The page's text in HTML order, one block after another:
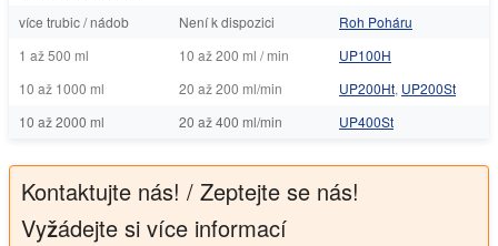
více trubic / nádob Není k dispozici
Roh Poháru
1 až 500 ml
10 až 200 ml / min
UP100H
10 až 1000 ml
20 až 200 ml/min UP200Ht, UP200St
10 až 2000 ml
20 až 400 ml/min UP400St
Kontaktujte nás! / Zeptejte se nás!
Vyžádejte si více informací